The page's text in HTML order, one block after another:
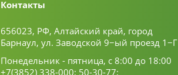
Контакты
656023, РФ, Алтайский край, город
Барнаул, ул. Заводской 9−ый проезд 1−Г
Понедельник - пятница, с 8:00 до 18:00
+7(3852) 338-000; 50-30-77;